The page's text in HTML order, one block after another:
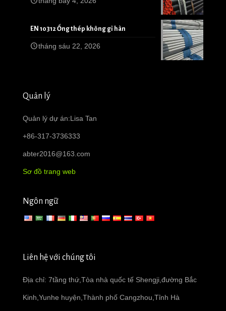
EN 10312 Ống thép không gỉ hàn
tháng sáu 22, 2026
Quản lý
Quản lý dự án:Lisa Tan
+86-317-3736333
abter2016@163.com
Sơ đồ trang web
Ngôn ngữ
Liên hệ với chúng tôi
Địa chỉ: 7tầng thứ,Tòa nhà quốc tế Shengji,đường Bắc
Kinh,Yunhe huyện,Thành phố Cangzhou,Tỉnh Hà